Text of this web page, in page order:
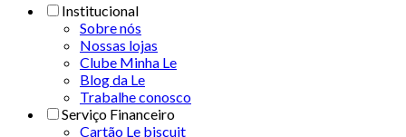
Institucional
Sobre nós
Nossas lojas
Clube Minha Le
Blog da Le
Trabalhe conosco
Serviço Financeiro
Cartão Le biscuit